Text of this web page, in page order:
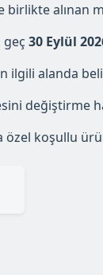
birlikte alınan
30 Eylül
ilgili alanda
değiştirme
koşullu